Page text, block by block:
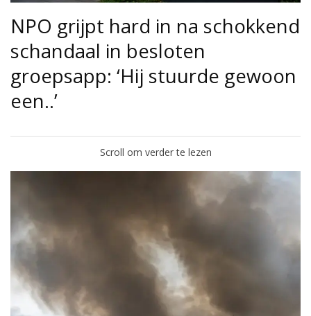
NPO grijpt hard in na schokkend
schandaal in besloten
groepsapp: ‘Hij stuurde gewoon
een..’
Scroll om verder te lezen